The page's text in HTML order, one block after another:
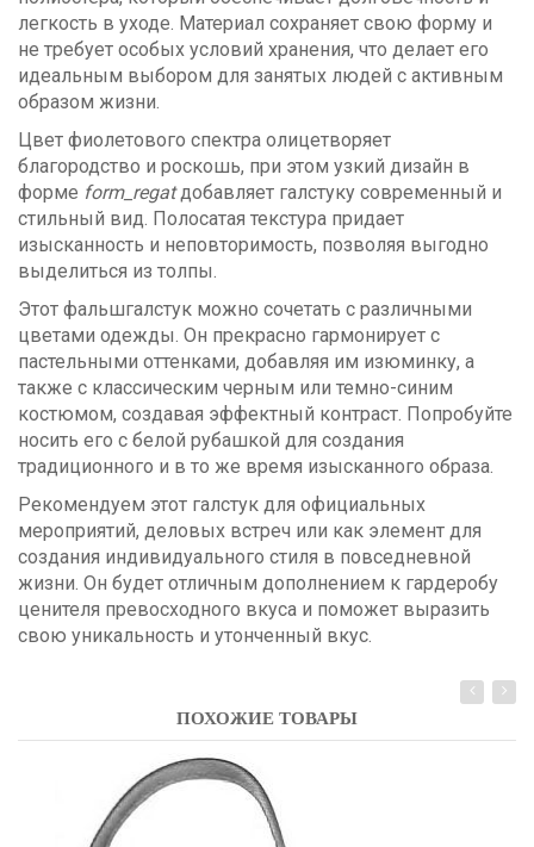
легкость в уходе. Материал сохраняет свою форму и
не требует особых условий хранения, что делает его
идеальным выбором для занятых людей с активным
образом жизни.
Цвет фиолетового спектра олицетворяет
благородство и роскошь, при этом узкий дизайн в
форме form_regatдобавляет галстуку современный и
стильный вид. Полосатая текстура придает
изысканность и неповторимость, позволяя выгодно
выделиться из толпы.
Этот фальшгалстук можно сочетать с различными
цветами одежды. Он прекрасно гармонирует с
пастельными оттенками, добавляя им изюминку, а
также с классическим черным или темно-синим
костюмом, создавая эффектный контраст. Попробуйте
носить его с белой рубашкой для создания
традиционного и в то же время изысканного образа.
Рекомендуем этот галстук для официальных
мероприятий, деловых встреч или как элемент для
создания индивидуального стиля в повседневной
жизни. Он будет отличным дополнением к гардеробу
ценителя превосходного вкуса и поможет выразить
свою уникальность и утонченный вкус.
ПОХОЖИЕ ТОВАРЫ